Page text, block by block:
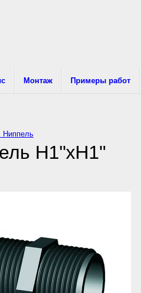
Монтаж Примеры работ
Ниппель
Н1"хН1"